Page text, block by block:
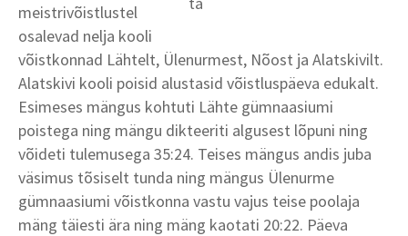
meistrivõistlustel
osalevad nelja kooli
võistkonnad Lähtelt, Ülenurmest, Nõost ja Alatskivilt.
Alatskivi kooli poisid alustasid võistluspäeva edukalt.
Esimeses mängus kohtuti Lähte gümnaasiumi
poistega ning mängu dikteeriti algusest lõpuni ning
võideti tulemusega 35:24. Teises mängus andis juba
väsimus tõsiselt tunda ning mängus Ülenurme
gümnaasiumi võistkonna vastu vajus teise poolaja
mäng täiesti ära ning mäng kaotati 20:22. Päeva